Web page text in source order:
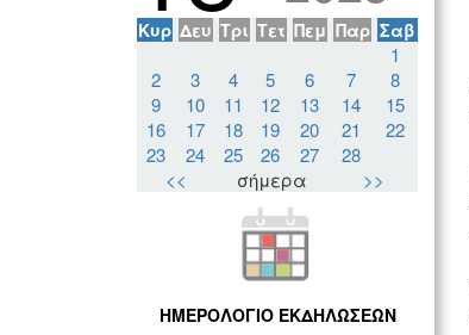
Κυρ Δευ Τρι Τετ Πεμ Παρ Σαβ
1
2
3 4 5 6 7
8
9
10 11 12 13 14
15
16
17 18 19 20 21
22
23
24 25 26 27
28
<<
σήμερα >>
ΗΜΕΡΟΛΟΓΙΟ ΕΚΔΗΛΩΣΕΩΝ